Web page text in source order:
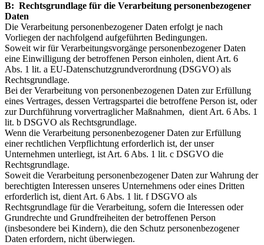
B: Rechtsgrundlage für die Verarbeitung personenbezogener
Daten
Die Verarbeitung personenbezogener Daten erfolgt je nach
Vorliegen der nachfolgend aufgeführten Bedingungen.
Soweit wir für Verarbeitungsvorgänge personenbezogener Daten
eine Einwilligung der betroffenen Person einholen, dient Art. 6
Abs. 1 lit. a EU-Datenschutzgrundverordnung (DSGVO) als
Rechtsgrundlage.
Bei der Verarbeitung von personenbezogenen Daten zur Erfüllung
eines Vertrages, dessen Vertragspartei die betroffene Person ist, oder
zur Durchführung vorvertraglicher Maßnahmen, dient Art. 6 Abs. 1
lit. b DSGVO als Rechtsgrundlage.
Wenn die Verarbeitung personenbezogener Daten zur Erfüllung
einer rechtlichen Verpflichtung erforderlich ist, der unser
Unternehmen unterliegt, ist Art. 6 Abs. 1 lit. c DSGVO die
Rechtsgrundlage.
Soweit die Verarbeitung personenbezogener Daten zur Wahrung der
berechtigten Interessen unseres Unternehmens oder eines Dritten
erforderlich ist, dient Art. 6 Abs. 1 lit. f DSGVO als
Rechtsgrundlage für die Verarbeitung, sofern die Interessen oder
Grundrechte und Grundfreiheiten der betroffenen Person
(insbesondere bei Kindern), die den Schutz personenbezogener
Daten erfordern, nicht überwiegen.